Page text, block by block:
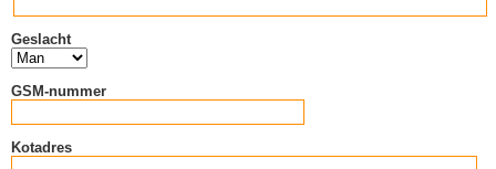
Geslacht
GSM-nummer
Kotadres